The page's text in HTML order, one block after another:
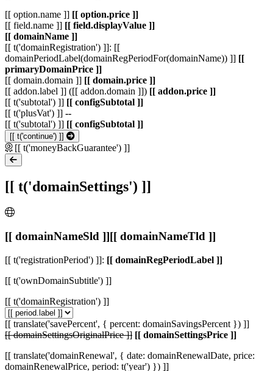
[[ option.name ]] [[ option.price ]]
[[ field.name ]] [[ field.displayValue ]]
[[ domainName ]]
[[ t('domainRegistration') ]]: [[
domainPeriodLabel(domainRegPeriodFor(domainName)) ]] [[
primaryDomainPrice ]]
[[ domain.domain ]] [[ domain.price ]]
[[ addon.label ]] ([[ addon.domain ]]) [[ addon.price ]]
[[ t('subtotal') ]] [[ configSubtotal ]]
[[ t('plusVat') ]] --
[[ t('subtotal') ]] [[ configSubtotal ]]
[[ t('continue') ]]
[[ t('moneyBackGuarantee') ]]
[[ t('domainSettings') ]]
[[ domainNameSld ]][[ domainNameTld ]]
[[ t('registrationPeriod') ]]: [[ domainRegPeriodLabel ]]
[[ t('ownDomainSubtitle') ]]
[[ t('domainRegistration') ]]
[[ translate('savePercent', { percent: domainSavingsPercent }) ]]
[[ domainSettingsOriginalPrice ]] [[ domainSettingsPrice ]]
[[ translate('domainRenewal', { date: domainRenewalDate, price:
domainRenewalPrice, period: t('year') }) ]]